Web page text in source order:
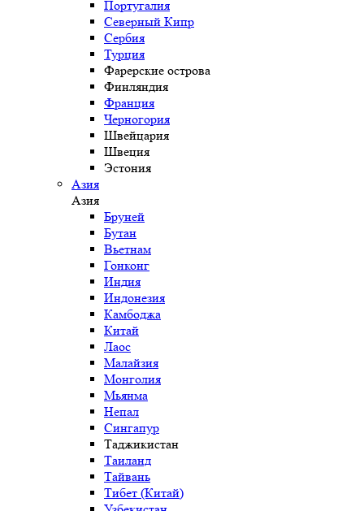
Португалия
Северный Кипр
Сербия
Турция
Фарерские острова
Финляндия
Франция
Черногория
Швейцария
Швеция
Эстония
Азия
Азия
Бруней
Бутан
Вьетнам
Гонконг
Индия
Индонезия
Камбоджа
Китай
Лаос
Малайзия
Монголия
Мьянма
Непал
Сингапур
Таджикистан
Таиланд
Тайвань
Тибет (Китай)